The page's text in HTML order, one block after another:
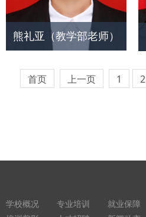
熊礼亚（教学部老师）
首页 上一页 1 2
学校概况 专业培训 就业保障